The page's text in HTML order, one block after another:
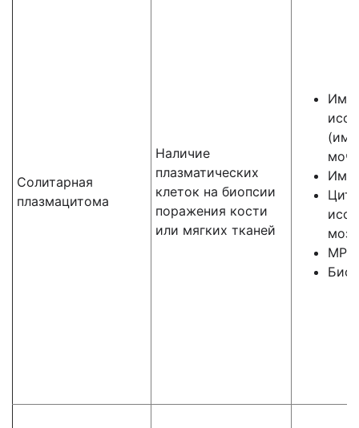
Солитарная
плазмацитома
Наличие
плазматических
клеток на биопсии
поражения кости
или мягких тканей
МРТ